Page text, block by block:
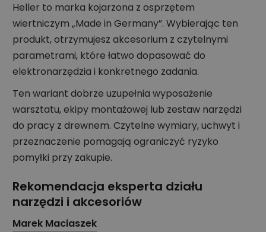
Heller to marka kojarzona z osprzętem
wiertniczym „Made in Germany”. Wybierając ten
produkt, otrzymujesz akcesorium z czytelnymi
parametrami, które łatwo dopasować do
elektronarzędzia i konkretnego zadania.
Ten wariant dobrze uzupełnia wyposażenie
warsztatu, ekipy montażowej lub zestaw narzędzi
do pracy z drewnem. Czytelne wymiary, uchwyt i
przeznaczenie pomagają ograniczyć ryzyko
pomyłki przy zakupie.
Rekomendacja eksperta działu
narzędzi i akcesoriów
Marek Maciaszek